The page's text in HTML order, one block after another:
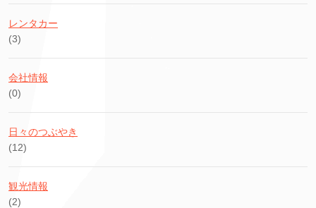
レンタカー
(3)
会社情報
(0)
日々のつぶやき
(12)
観光情報
(2)